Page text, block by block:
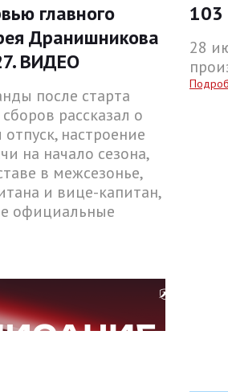
главного
Дранишникова
ВИДЕО
после старта
рассказал о
настроение
на начало сезона,
в межсезонье,
и вице-капитан,
официальные
103
28